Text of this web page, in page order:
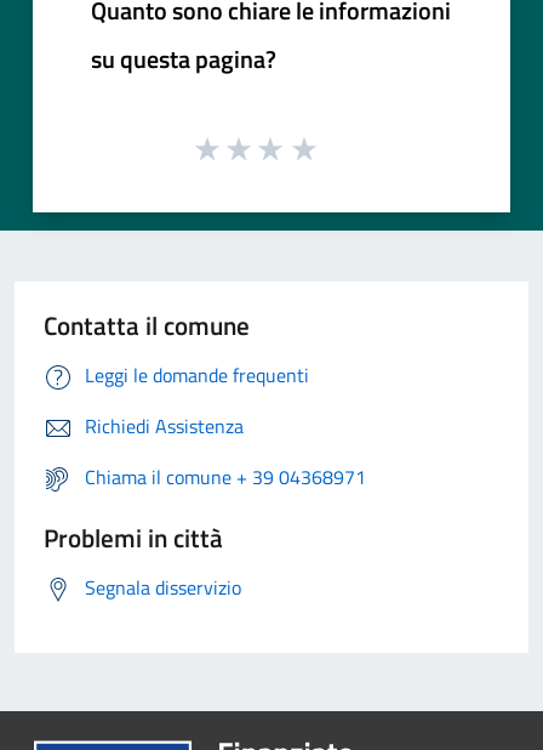
Quanto sono chiare le informazioni
su questa pagina?
Contatta il comune
Leggi le domande frequenti
Richiedi Assistenza
Chiama il comune + 39 04368971
Problemi in città
Segnala disservizio